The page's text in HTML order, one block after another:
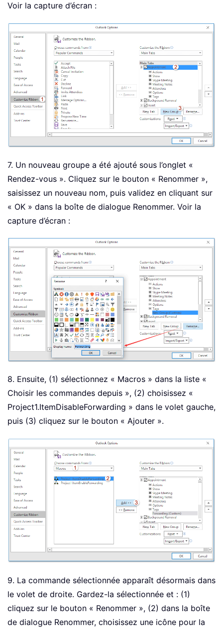
Voir la capture d’écran :
7. Un nouveau groupe a été ajouté sous l’onglet «
Rendez-vous ». Cliquez sur le bouton « Renommer »,
saisissez un nouveau nom, puis validez en cliquant sur
« OK » dans la boîte de dialogue Renommer. Voir la
capture d’écran :
8. Ensuite, (1) sélectionnez « Macros » dans la liste «
Choisir les commandes depuis », (2) choisissez «
Project1.ItemDisableForwarding » dans le volet gauche,
puis (3) cliquez sur le bouton « Ajouter ».
9. La commande sélectionnée apparaît désormais dans
le volet de droite. Gardez-la sélectionnée et : (1)
cliquez sur le bouton « Renommer », (2) dans la boîte
de dialogue Renommer, choisissez une icône pour la